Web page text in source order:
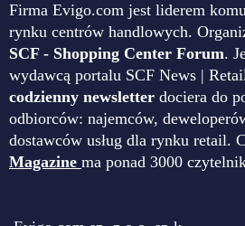
Firma Evigo.com jest liderem
rynku centrów handlowych.
SCF - Shopping Center Forum.
wydawcą portalu SCF News |
codzienny newsletter dociera do
odbiorców: najemców,
dostawców usług dla rynku retail.
Magazine ma ponad 3000